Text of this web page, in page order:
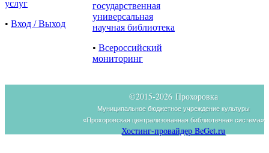
услуг
• Вход / Выход
государственная
универсальная
научная библиотека
• Всероссийский
мониторинг
©2015-2026 Прохоровка
Муниципальное бюджетное учреждение культуры
«Прохоровская централизованная библиотечная система»
Хостинг-провайдер BeGet.ru